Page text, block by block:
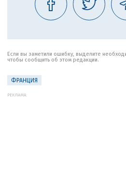
Если вы заметили ошибку, выделите
чтобы сообщить об этом редакции.
ФРАНЦИЯ
РЕКЛАМА: